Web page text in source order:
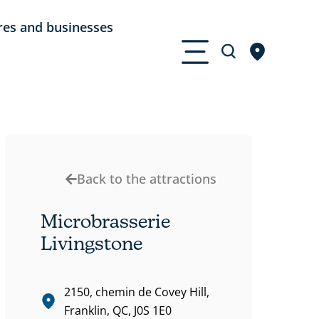
and businesses
Back to the attractions
Microbrasserie
Livingstone
2150, chemin de Covey Hill,
Franklin, QC, J0S 1E0